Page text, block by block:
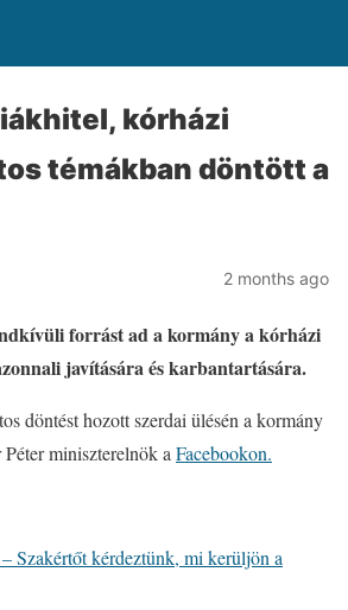
kórházi
témákban döntött a
2 months ago
forrást ad a kormány a kórházi
javítására és karbantartására.
döntést hozott szerdai ülésén a kormány
miniszterelnök a Facebookon.
Szakértőt kérdeztünk, mi kerüljön a